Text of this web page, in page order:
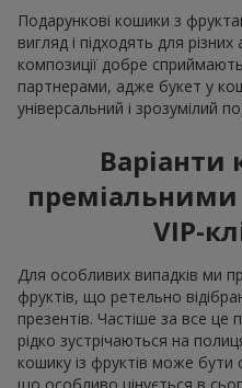
Подарункові кошики з
вигляд і підходять для різних
композиції добре
партнерами, адже букет у
універсальний і зрозумілий
Варіанти
VIP-
Для особливих випадків ми
фруктів, що ретельно
презентів. Частіше за все
рідко зустрічаються на
кошику із фруктів може бути
що особливо цінується в